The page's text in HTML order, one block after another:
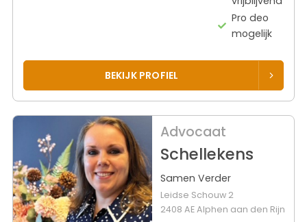
Pro deo
mogelijk
BEKIJK PROFIEL
Advocaat
Schellekens
Samen Verder
Leidse Schouw 2
2408 AE Alphen aan den Rijn